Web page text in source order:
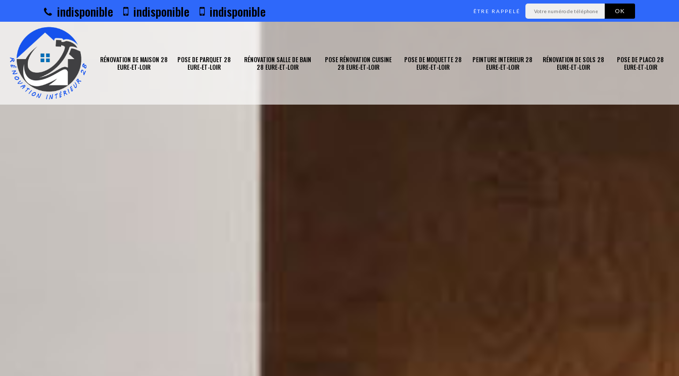
indisponible indisponible indisponible ÊTRE RAPPELÉ
RÉNOVATION DE MAISON 28
EURE-ET-LOIR
POSE DE PARQUET 28
EURE-ET-LOIR
RÉNOVATION SALLE DE BAIN
28 EURE-ET-LOIR
POSE RÉNOVATION CUISINE
28 EURE-ET-LOIR
POSE DE MOQUETTE 28
EURE-ET-LOIR
PEINTURE INTERIEUR 28
EURE-ET-LOIR
RÉNOVATION DE SOLS 28
EURE-ET-LOIR
POSE DE PLACO 28
EURE-ET-LOIR